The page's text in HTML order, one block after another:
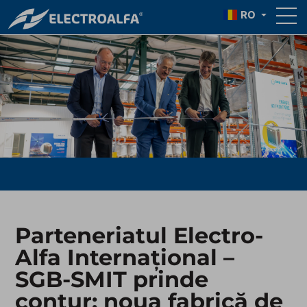
RO
Parteneriatul Electro-
Alfa Internațional –
SGB-SMIT prinde
contur: noua fabrică de